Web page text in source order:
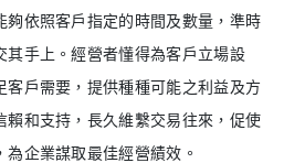
夠依照客戶指定的時間及數量，準時
其手上。經營者懂得為客戶立場設
客戶需要，提供種種可能之利益及方
賴和支持，長久維繫交易往來，促使
企業謀取最佳經營績效。